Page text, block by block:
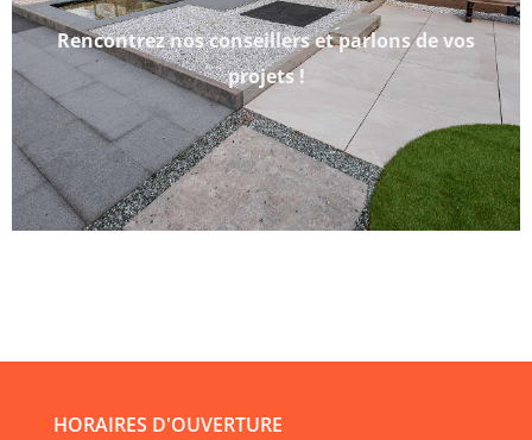
Rencontrez nos conseillers et parlons de vos
projets !
HORAIRES D'OUVERTURE